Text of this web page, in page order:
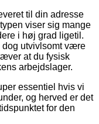
til din adresse
viser sig mange
i høj grad ligetil.
dog utvivlsomt være
at du fysisk
arbejdslager.
essentiel hvis vi
og herved er det
for den